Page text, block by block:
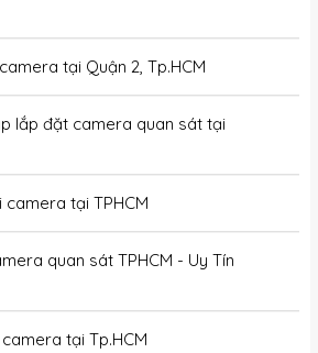
tại Quận 2, Tp.HCM
lắp đặt camera quan sát tại
tại TPHCM
quan sát TPHCM - Uy Tín
tại Tp.HCM